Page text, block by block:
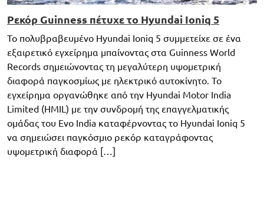
Ρεκόρ Guinness πέτυχε το Hyundai Ioniq 5
Το πολυβραβευμένο Hyundai Ioniq 5 συμμετείχε σε ένα
εξαιρετικό εγχείρημα μπαίνοντας στα Guinness World
Records σημειώνοντας τη μεγαλύτερη υψομετρική
διαφορά παγκοσμίως με ηλεκτρικό αυτοκίνητο. Το
εγχείρημα οργανώθηκε από την Hyundai Motor India
Limited (HMIL) με την συνδρομή της επαγγελματικής
ομάδας του Evo India καταφέρνοντας το Hyundai Ioniq 5
να σημειώσει παγκόσμιο ρεκόρ καταγράφοντας
υψομετρική διαφορά […]